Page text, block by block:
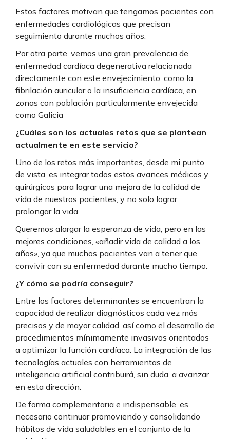
Estos factores motivan que tengamos pacientes con
enfermedades cardiológicas que precisan
seguimiento durante muchos años.
Por otra parte, vemos una gran prevalencia de
enfermedad cardíaca degenerativa relacionada
directamente con este envejecimiento, como la
fibrilación auricular o la insuficiencia cardíaca, en
zonas con población particularmente envejecida
como Galicia
¿Cuáles son los actuales retos que se plantean
actualmente en este servicio?
Uno de los retos más importantes, desde mi punto
de vista, es integrar todos estos avances médicos y
quirúrgicos para lograr una mejora de la calidad de
vida de nuestros pacientes, y no solo lograr
prolongar la vida.
Queremos alargar la esperanza de vida, pero en las
mejores condiciones, «añadir vida de calidad a los
años», ya que muchos pacientes van a tener que
convivir con su enfermedad durante mucho tiempo.
¿Y cómo se podría conseguir?
Entre los factores determinantes se encuentran la
capacidad de realizar diagnósticos cada vez más
precisos y de mayor calidad, así como el desarrollo de
procedimientos mínimamente invasivos orientados
a optimizar la función cardíaca. La integración de las
tecnologías actuales con herramientas de
inteligencia artificial contribuirá, sin duda, a avanzar
en esta dirección.
De forma complementaria e indispensable, es
necesario continuar promoviendo y consolidando
hábitos de vida saludables en el conjunto de la